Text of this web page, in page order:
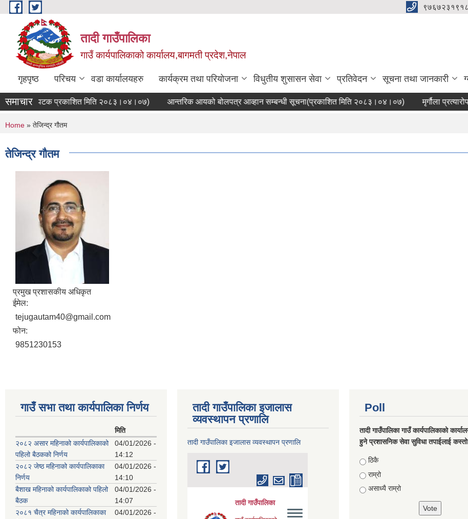
Skip to main content ९७६७२३१९१८
तादी गाउँपालिका
गाउँ कार्यपालिकाको कार्यालय,बागमती प्रदेश,नेपाल
गृहपृष्ठ परिचय वडा कार्यालयहरु कार्यक्रम तथा परियोजना विधुतीय शुसासन सेवा प्रतिवेदन सूचना तथा जानकारी
समाचारपटक प्रकाशित मिति २०८३।०४।०७) आन्तरिक आयको बोलपत्र आव्हान सम्बन्धी सूचना(प्रकाशित मिति २०८३।०४।०७) मृर्गौला
You are here
Home » तेजिन्द्र गौतम
तेजिन्द्र गौतम
प्रमुख प्रशासकीय अधिकृत
ईमेल:
tejugautam40@gmail.com
फोन:
9851230153
गाउँ सभा तथा कार्यपालिका निर्णय
मिति
२०८२ असार महिनाको कार्यपालिकाको
पहिलो बैठकको निर्णय
04/01/2026 -
14:12
२०८२ जेष्ठ महिनाको कार्यपालिकाका
निर्णय
04/01/2026 -
14:10
बैशाख महिनाको कार्यपालिकाको पहिलो
बैठक
04/01/2026 -
14:07
२०८१ चैत्र महिनाको कार्यपालिकाका
04/01/2026 -
तादी गाउँपालिका इजालास
व्यवस्थापन प्रणालि
तादी गाउँपालिका इजालास व्यवस्थापन प्रणालि
Poll
तादी गाउँपालिका गाउँ कार्यपालिकाको
हुने प्रशासनिक सेवा सुविधा तपाईलाई कस्तो
Choices
ठिकै
राम्रो
असाध्यै राम्रो